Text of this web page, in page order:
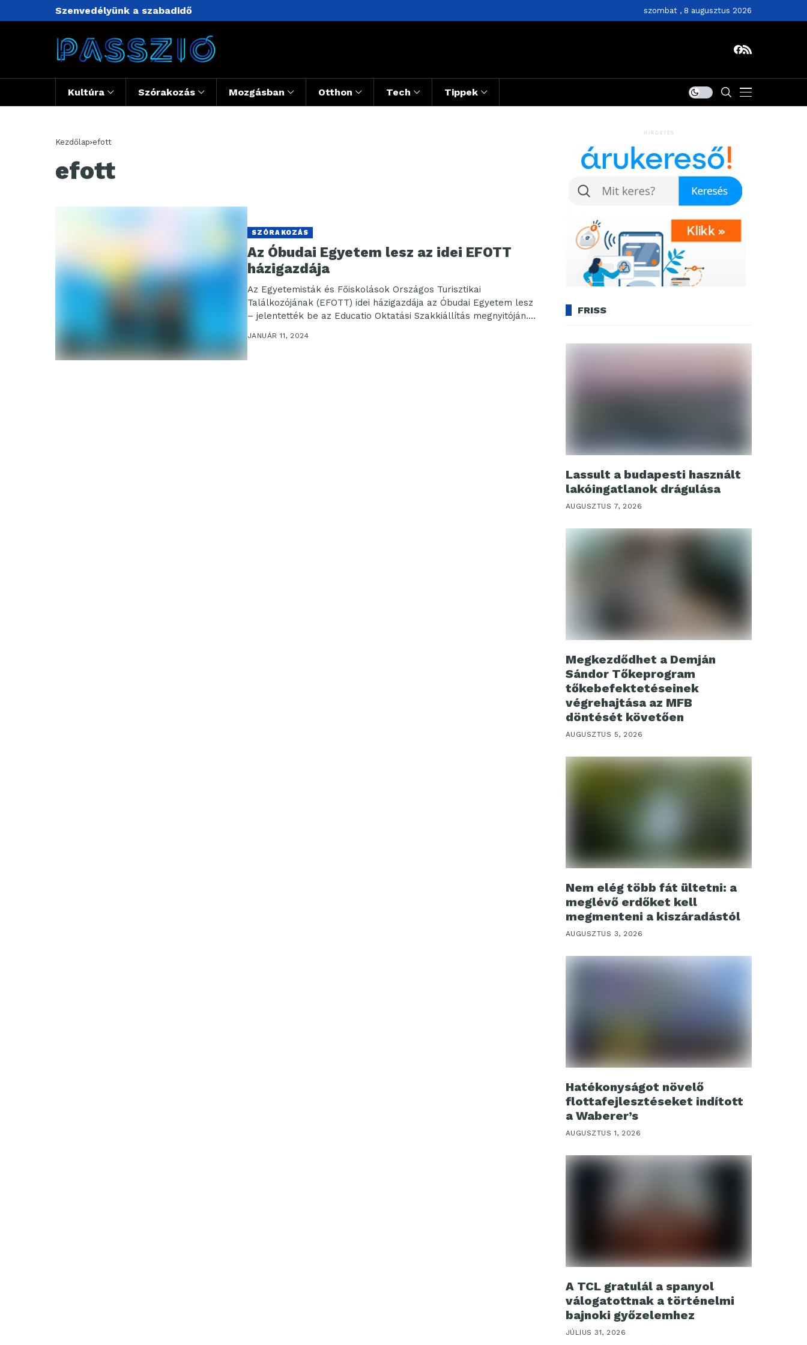
Szenvedélyünk a szabadidő szombat , 8 augusztus 2026
Kultúra Szórakozás Mozgásban Otthon Tech Tippek
Kezdőlap efott
efott
SZÓRAKOZÁS
Az Óbudai Egyetem lesz az idei EFOTT
házigazdája
Az Egyetemisták és Főiskolások Országos Turisztikai
Találkozójának (EFOTT) idei házigazdája az Óbudai Egyetem lesz
– jelentették be az Educatio Oktatási Szakkiállítás megnyitóján.
JANUÁR 11, 2024
HIRDETÉS
FRISS
Lassult a budapesti használt
lakóingatlanok drágulása
AUGUSZTUS 7, 2026
Megkezdődhet a Demján
Sándor Tőkeprogram
tőkebefektetéseinek
végrehajtása az MFB
döntését követően
AUGUSZTUS 5, 2026
Nem elég több fát ültetni: a
meglévő erdőket kell
megmenteni a kiszáradástól
AUGUSZTUS 3, 2026
Hatékonyságot növelő
flottafejlesztéseket indított
a Waberer’s
AUGUSZTUS 1, 2026
A TCL gratulál a spanyol
válogatottnak a történelmi
bajnoki győzelemhez
JÚLIUS 31, 2026